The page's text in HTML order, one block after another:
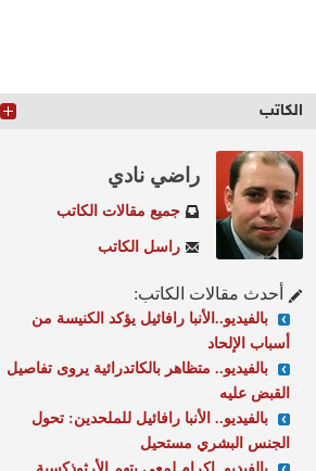
الكاتب
راضي نادي
جميع مقالات الكاتب
راسل الكاتب
أحدث مقالات الكاتب:
بالفيديو..الأنبا رافائيل يؤكد الكنيسة من
أسباب الإلحاد
بالفيديو.. متظاهر بالكاتدرائية يروى تفاصيل
القبض عليه
بالفيديو.. الأنبا رافائيل للملحدين: تحول
الجنس البشري مستحيل